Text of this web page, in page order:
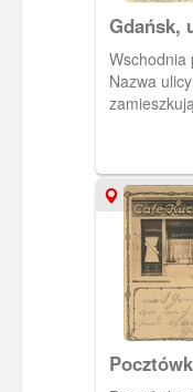
Gdańsk,
Wschodnia
Nazwa
Kuchler"